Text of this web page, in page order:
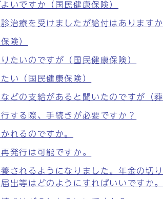
いですか（国民健康保険）
治療を受けましたが給付はあります
険）
たいのですが（国民健康保険）
い（国民健康保険）
どの支給があると聞いたのですが（
する際、手続きが必要ですか？
れるのですか。
発行は可能ですか。
されるようになりました。年金の切
出等はどのようにすればいいですか。